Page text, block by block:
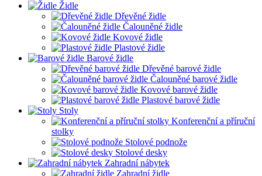
Židle
Dřevěné židle
Čalouněné židle
Kovové židle
Plastové židle
Barové židle
Dřevěné barové židle
Čalouněné barové židle
Kovové barové židle
Plastové barové židle
Stoly
Konferenční a příruční
stolky
Stolové podnože
Stolové desky
Zahradní nábytek
Zahradní židle